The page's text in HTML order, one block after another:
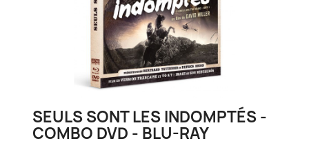
SEULS SONT LES INDOMPTÉS -
COMBO DVD - BLU-RAY